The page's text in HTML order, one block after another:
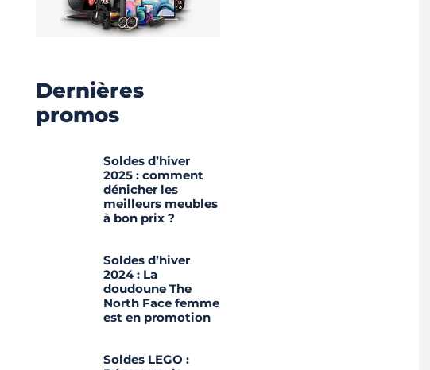
Dernières
promos
Soldes d’hiver
2025 : comment
dénicher les
meilleurs meubles
à bon prix ?
Soldes d’hiver
2024 : La
doudoune The
North Face femme
est en promotion
Soldes LEGO :